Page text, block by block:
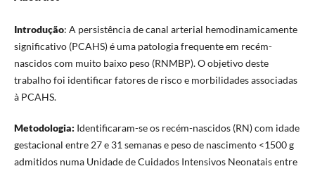
Introdução: A persistência de canal arterial hemodinamicamente
significativo (PCAHS) é uma patologia frequente em recém-
nascidos com muito baixo peso (RNMBP). O objetivo deste
trabalho foi identificar fatores de risco e morbilidades associadas
à PCAHS.
Metodologia: Identificaram-se os recém-nascidos (RN) com idade
gestacional entre 27 e 31 semanas e peso de nascimento <1500 g
admitidos numa Unidade de Cuidados Intensivos Neonatais entre